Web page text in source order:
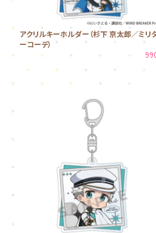
アクリルキーホルダー（杉下 京太郎／ミリ
ーコーデ）